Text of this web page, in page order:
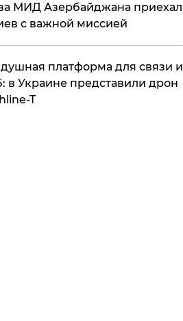
МИД Азербайджана приехал
с важной миссией
платформа для связи и
в Украине представили дрон
T